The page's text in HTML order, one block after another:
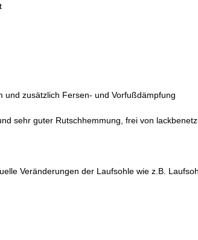
zusätzlich Fersen- und Vorfußdämpfung
sehr guter Rutschhemmung, frei von
Veränderungen der Laufsohle wie z.B.